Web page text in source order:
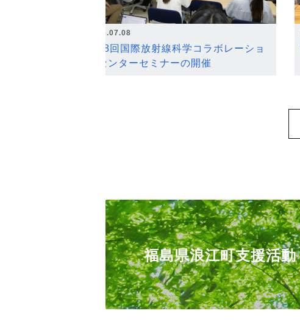
2026.07.08
第18回国際放射線科学コラボレーショ
ンセンターセミナーの開催
福島県浪江町支援活動